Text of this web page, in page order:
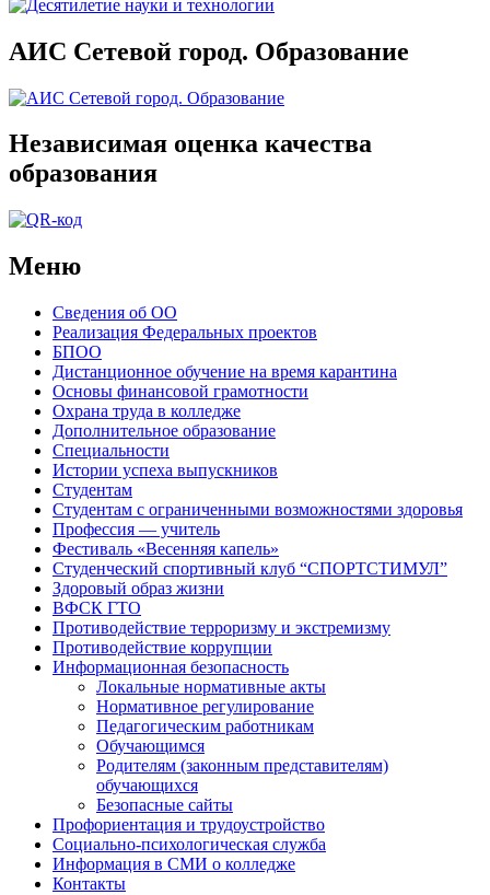
АИС Сетевой город. Образование
Независимая оценка качества
образования
Меню
Сведения об ОО
Реализация Федеральных проектов
БПОО
Дистанционное обучение на время карантина
Основы финансовой грамотности
Охрана труда в колледже
Дополнительное образование
Специальности
Истории успеха выпускников
Студентам
Студентам с ограниченными возможностями здоровья
Профессия — учитель
Фестиваль «Весенняя капель»
Студенческий спортивный клуб “СПОРТСТИМУЛ”
Здоровый образ жизни
ВФСК ГТО
Противодействие терроризму и экстремизму
Противодействие коррупции
Информационная безопасность
Локальные нормативные акты
Нормативное регулирование
Педагогическим работникам
Обучающимся
Родителям (законным представителям)
обучающихся
Безопасные сайты
Профориентация и трудоустройство
Социально-психологическая служба
Информация в СМИ о колледже
Контакты